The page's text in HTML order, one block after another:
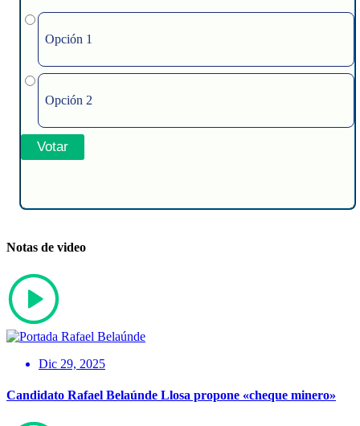
Opción 1
Opción 2
Notas de video
Dic 29, 2025
Candidato Rafael Belaúnde Llosa propone «cheque minero»